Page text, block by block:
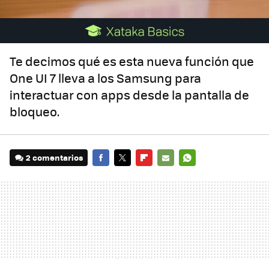
Te decimos qué es esta nueva función que
One UI 7 lleva a los Samsung para
interactuar con apps desde la pantalla de
bloqueo.
2 comentarios
MAIL